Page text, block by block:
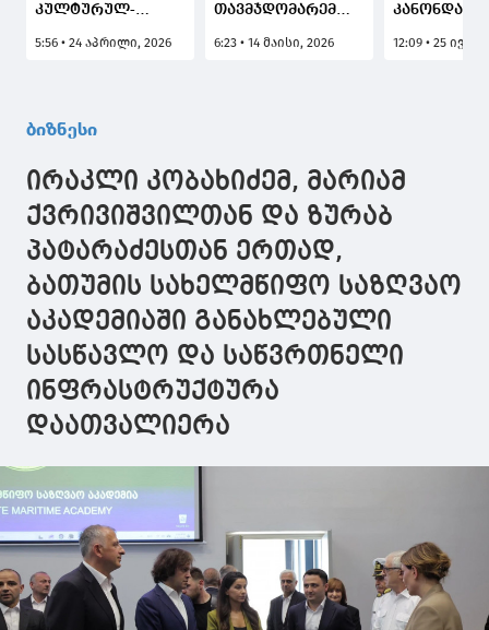
კულტურულ-
რადიოს კონკურსი
5:56 • 24 აპრილი, 2026
თავმჯდომარემ
წარმომადგენელთან
6:23 • 14 მაისი, 2026
2500
12:09 • 25
ბიზნესი
ირაკლი კობახიძემ, მარიამ
ქვრივიშვილთან და ზურაბ
პატარაძესთან ერთად,
ბათუმის სახელმწიფო საზღვაო
აკადემიაში განახლებული
სასწავლო და საწვრთნელი
ინფრასტრუქტურა
დაათვალიერა